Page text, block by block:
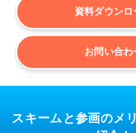
資料ダウンロ
お問い合わ
スキームと参画のメ